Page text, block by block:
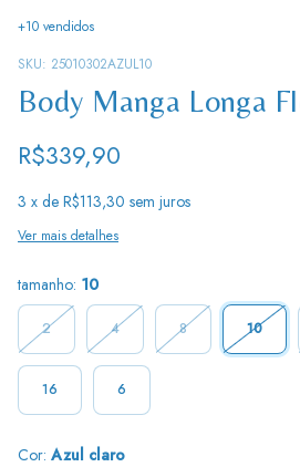
+10 vendidos
SKU: 25010302AZUL10
Body Manga Longa
R$339,90
3 x de R$113,30 sem juros
Ver mais detalhes
tamanho: 10
2 4 8 10
16 6
Cor: Azul claro